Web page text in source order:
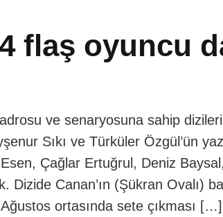
flaş oyuncu
ve senaryosuna sahip
Sıkı ve Türküler Özgül’ün
Çağlar Ertuğrul, Deniz
Canan’ın (Şükran Ovalı)
ortasında sete çıkması […]